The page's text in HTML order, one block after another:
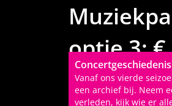
optie 3: €
kadobon
Concertgeschiedenis
Vanaf ons vierde
een archief bij. Neem
verleden, kijk wie er